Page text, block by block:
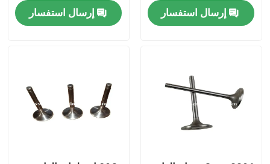
منزل
أشرطة فيديو
إرسال استفسار
إرسال استفسار